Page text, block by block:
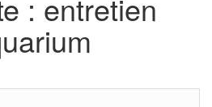
: entretien